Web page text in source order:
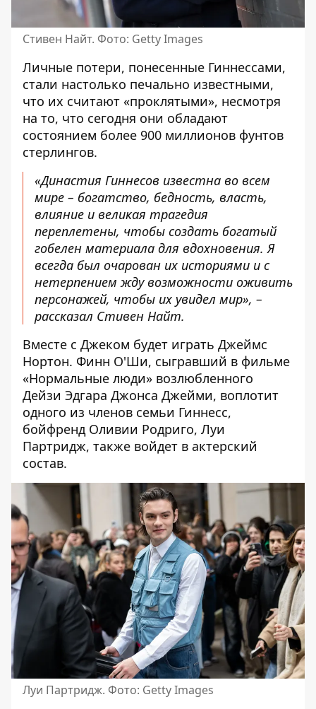
Стивен Найт. Фото: Getty Images
Личные потери, понесенные Гиннессами,
стали настолько печально известными,
что их считают «проклятыми», несмотря
на то, что сегодня они обладают
состоянием более 900 миллионов фунтов
стерлингов.
«Династия Гиннесов известна во всем
мире – богатство, бедность, власть,
влияние и великая трагедия
переплетены, чтобы создать богатый
гобелен материала для вдохновения. Я
всегда был очарован их историями и с
нетерпением жду возможности оживить
персонажей, чтобы их увидел мир», –
рассказал Стивен Найт.
Вместе с Джеком будет играть Джеймс
Нортон. Финн О'Ши, сыгравший в фильме
«Нормальные люди» возлюбленного
Дейзи Эдгара Джонса Джейми, воплотит
одного из членов семьи Гиннесс,
бойфренд Оливии Родриго, Луи
Партридж, также войдет в актерский
состав.
Луи Партридж. Фото: Getty Images